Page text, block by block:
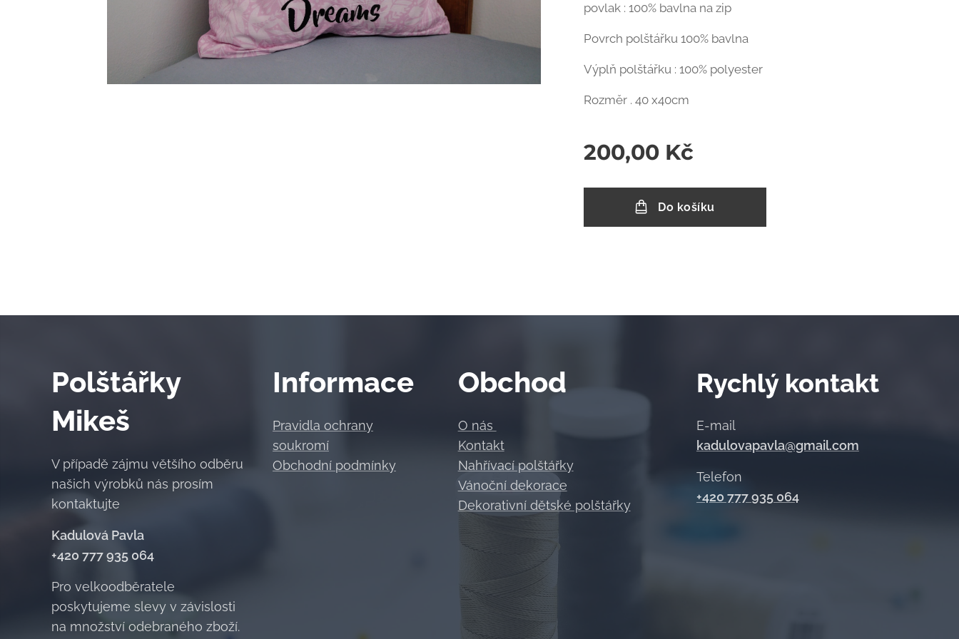
povlak : 100% bavlna na zip
Povrch polštářku 100% bavlna
Výplň polštářku : 100% polyester
Rozměr . 40 x40cm
200,00 Kč
Do košíku
Polštářky
Mikeš
V případě zájmu většího odběru
našich výrobků nás prosím
kontaktujte
Kadulová Pavla
+420 777 935 064
Pro velkoodběratele
poskytujeme slevy v závislosti
na množství odebraného zboží.
Informace
Pravidla ochrany
soukromí
Obchodní podmínky
Obchod
O nás
Kontakt
Nahřívací polštářky
Vánoční dekorace
Dekorativní dětské polštářky
Rychlýkontakt
E-mail
kadulovapavla@gmail.com
Telefon
+420 777 935 064